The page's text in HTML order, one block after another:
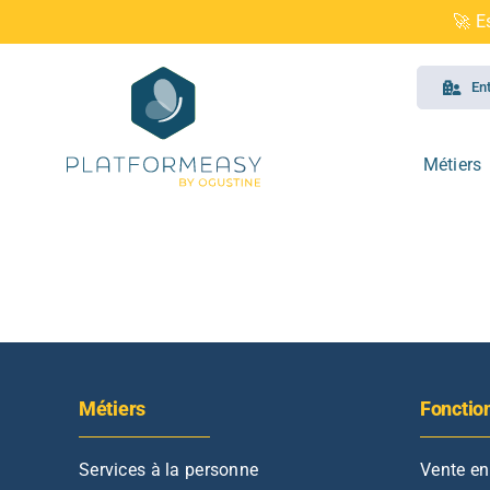
🚀
Métiers
Services à la personne
Vente en ligne
Accompagnement
Métiers
Services à la personne
Vente